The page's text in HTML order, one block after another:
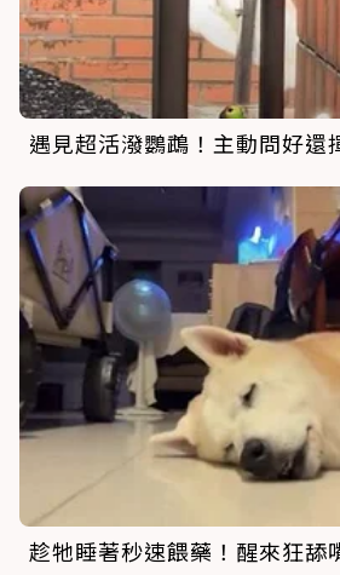
遇見超活潑鸚鵡！主動問好還
趁牠睡著秒速餵藥！醒來狂舔